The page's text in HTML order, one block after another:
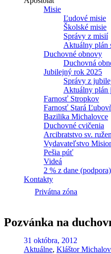
Misie
Ľudové misie
Školské misie
Správy z misií
Aktuálny plán
Duchovné obnovy
Duchovná
Jubilejný rok 2025
Správy z
Aktuálny plán
Farnosť Stropkov
Farnosť Stará
Bazilika Michalovce
Duchovné cvičenia
Arcibratstvo sv.
Vydavateľstvo
Pešia púť
Videá
2 % z dane (podpora)
Kontakty
Privátna zóna
Pozvánka na
31 októbra, 2012
Aktuálne, Kláštor